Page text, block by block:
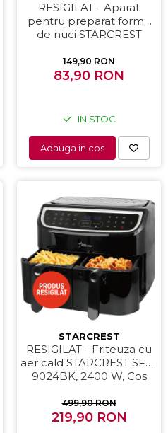
RESIGILAT - Aparat
pentru preparat forme
de nuci STARCREST
1400W, Indicator luminos,
Placi antiaderente,
149,90 RON
83,90 RON
IN STOC
Adauga in cos
STARCREST
RESIGILAT - Friteuza cu
aer cald STARCREST SFR-
9024BK, 2400 W, Cos
80 - 200 °C, 12 programe,
Negru
499,90 RON
219,90 RON